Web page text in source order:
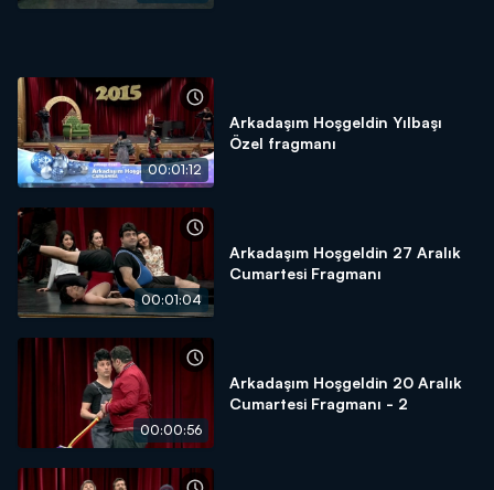
00:01:12
Arkadaşım Hoşgeldin Yılbaşı
Özel fragmanı
00:01:04
Arkadaşım Hoşgeldin 27 Aralık
Cumartesi Fragmanı
00:00:56
Arkadaşım Hoşgeldin 20 Aralık
Cumartesi Fragmanı - 2